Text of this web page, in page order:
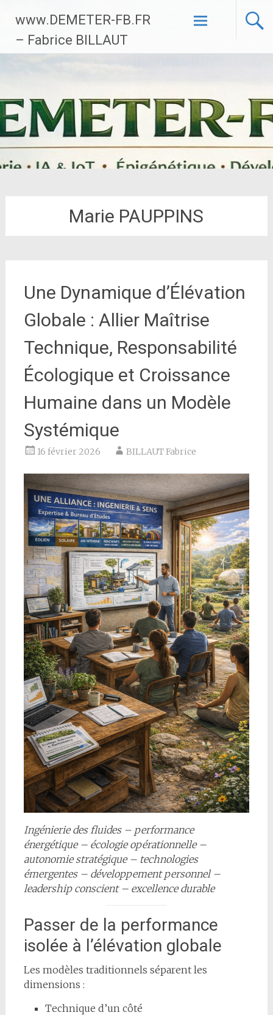
contenu
principal
www.DEMETER-FB.FR
– Fabrice BILLAUT
Marie PAUPPINS
Une Dynamique d’Élévation
Globale : Allier Maîtrise
Technique, Responsabilité
Écologique et Croissance
Humaine dans un Modèle
Systémique
16 février 2026 BILLAUT Fabrice
Ingénierie des fluides – performance
énergétique – écologie opérationnelle –
autonomie stratégique – technologies
émergentes – développement personnel –
leadership conscient – excellence durable
Passer de la performance
isolée à l’élévation globale
Les modèles traditionnels séparent les
dimensions :
Technique d’un côté